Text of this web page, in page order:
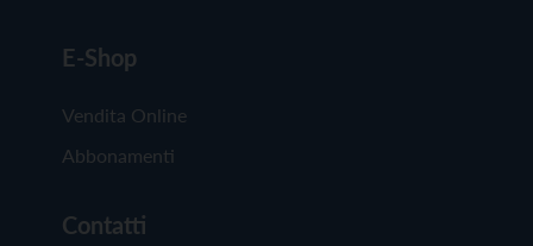
E-Shop
Vendita Online
Abbonamenti
Contatti